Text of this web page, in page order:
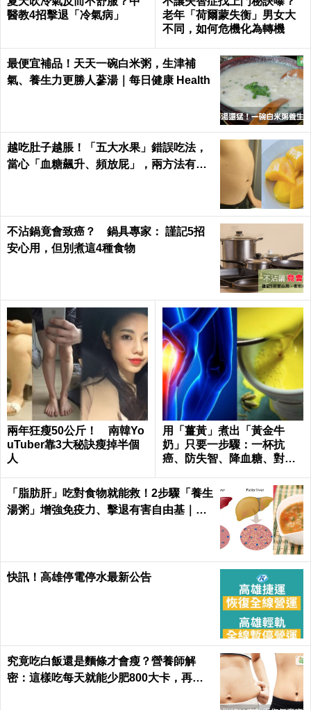
醫教4招擊退「冷氣病」
老年「荷爾蒙失衡」男女大
不同，如何危機化為轉機
最便宜補品！天天一碗白米粥，生津補
氣、養生力更勝人蔘湯｜每日健康 Health
越吃肚子越脹！「五大水果」錯誤吃法，
當心「血糖飆升、頻放屁」，兩方法有效
不沾鍋竟會致癌？ 鍋具專家： 謹記5招
安心用，但別煮這4種食物
兩年狂瘦50公斤！ 南韓Yo
uTuber靠3大秘訣瘦掉半個
人
用「薑黃」煮出「黃金牛
奶」只要一步驟：一杯抗
癌、防失智、降血糖、對抗
「脂肪肝」吃對食物就能救！2步驟「養生
湯粥」增強免疫力、擊退有害自由基｜每
快訊！高雄停電停水最新公告
究竟吃白飯還是麵條才會瘦？營養師解
密：這樣吃每天就能少肥800大卡，再也